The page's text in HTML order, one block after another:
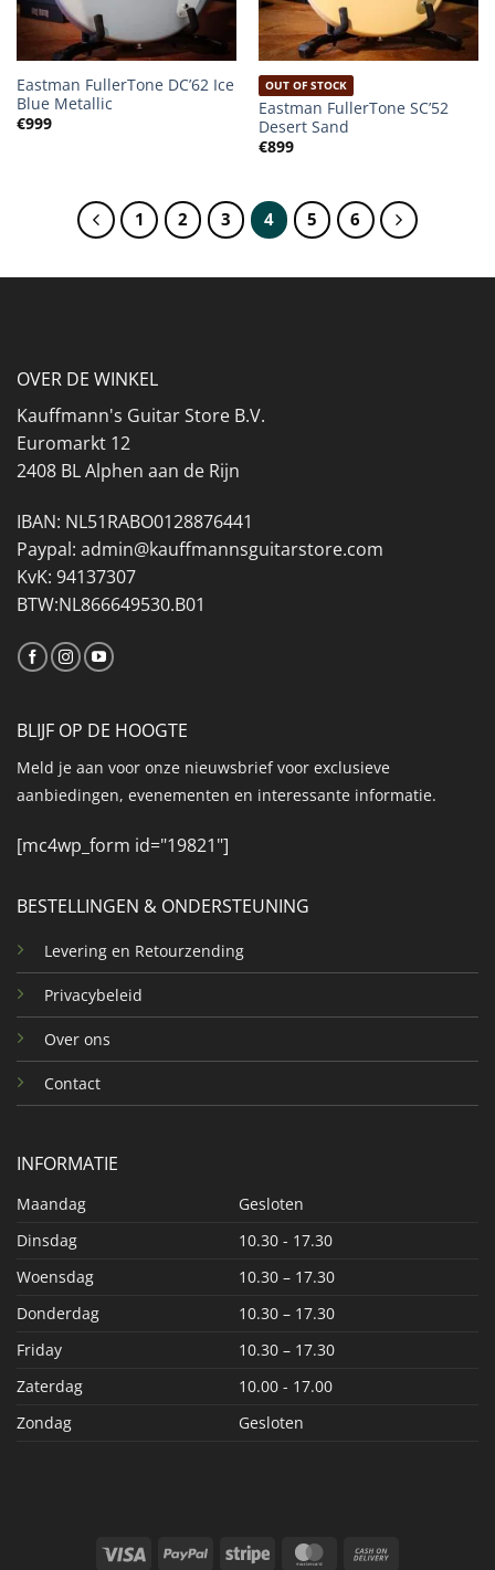
Eastman FullerTone DC’62 Ice
Blue Metallic
€999
OUT OF STOCK
Eastman FullerTone SC’52
Desert Sand
€899
1 2 3 4 5 6
OVER DE WINKEL
Kauffmann's Guitar Store B.V.
Euromarkt 12
2408 BL Alphen aan de Rijn
IBAN: NL51RABO0128876441
Paypal: admin@kauffmannsguitarstore.com
KvK: 94137307
BTW:NL866649530.B01
BESTELLINGEN & ONDERSTEUNING
Levering en Retourzending
Privacybeleid
Over ons
Contact
INFORMATIE
Maandag
Gesloten
Dinsdag
10.30 - 17.30
Woensdag
10.30 – 17.30
Donderdag
10.30 – 17.30
Friday
10.30 – 17.30
Zaterdag
10.00 - 17.00
Zondag
Gesloten
BLIJF OP DE HOOGTE
Meld je aan voor onze nieuwsbrief voor exclusieve
aanbiedingen, evenementen en interessante informatie.
[mc4wp_form id="19821"]
Visa PayPal Stripe MasterCard